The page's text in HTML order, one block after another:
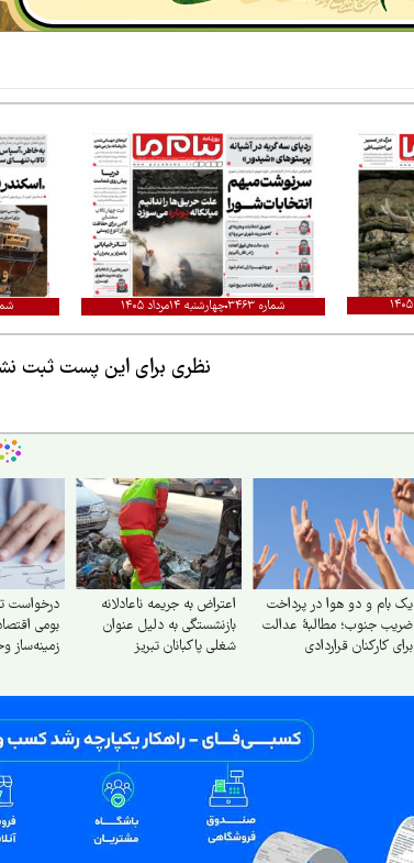
شماره ۳۴۶۳ چهارشنبه ۱۴مرداد ۱۴۰۵
نظری برای این پست ثبت
یک بام و دو هوا در پرداخت
ضریب جنوب؛ مطالبهٔ عدالت
برای کارکنان قراردادی
اعتراض به جریمه ناعادلانه
بازنشستگی به دلیل عنوان
شغلی پاکبانان تبریز
درخواست
بومی
زمینه‌ساز